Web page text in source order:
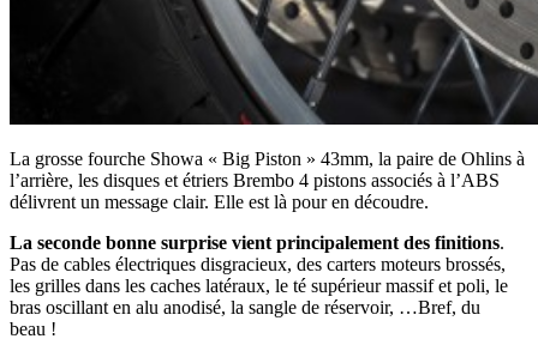
La grosse fourche Showa « Big Piston » 43mm, la paire de Ohlins à
l’arrière, les disques et étriers Brembo 4 pistons associés à l’ABS
délivrent un message clair. Elle est là pour en découdre.
La seconde bonne surprise vient principalement des finitions.
Pas de cables électriques disgracieux, des carters moteurs brossés,
les grilles dans les caches latéraux, le té supérieur massif et poli, le
bras oscillant en alu anodisé, la sangle de réservoir, …Bref, du
beau !